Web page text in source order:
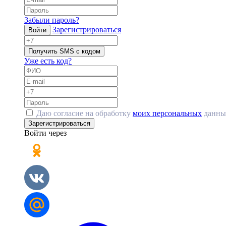
Забыли пароль?
Войти Зарегистрироваться
Получить SMS с кодом
Уже есть код?
Даю согласие на обработку моих персональных
Зарегистрироваться
Войти через